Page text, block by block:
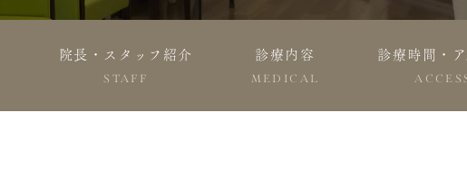
院長・スタッフ紹介
STAFF
診療内容
MEDICAL
診療時間・ア